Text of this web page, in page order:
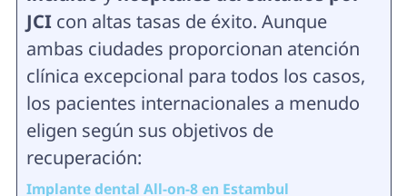
JCIcon altas tasas de éxito. Aunque
ambas ciudades proporcionan atención
clínica excepcional para todos los casos,
los pacientes internacionales a menudo
eligen según sus objetivos de
recuperación:
Implante dental All-on-8 en Estambul